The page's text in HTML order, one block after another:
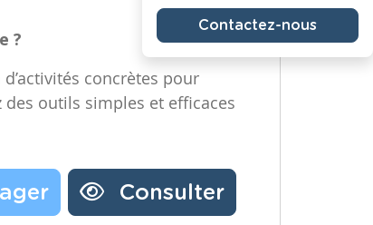
?
concrètes pour
outils simples et efficaces
Consulter
Contactez-nous